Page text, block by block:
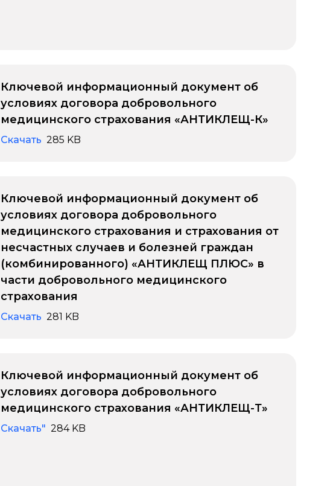
Ключевой информационный документ об
условиях договора добровольного
медицинского страхования «АНТИКЛЕЩ-К»
Скачать 285 KB
Ключевой информационный документ об
условиях договора добровольного
медицинского страхования и страхования от
несчастных случаев и болезней граждан
(комбинированного) «АНТИКЛЕЩ ПЛЮС» в
части добровольного медицинского
страхования
Скачать 281 KB
Ключевой информационный документ об
условиях договора добровольного
медицинского страхования «АНТИКЛЕЩ-Т»
Скачать" 284 KB